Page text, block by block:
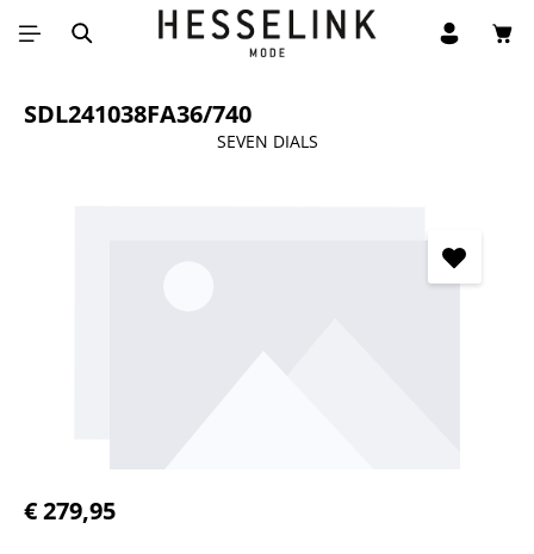
Ga naar de hoofdinhoud
SDL241038FA36/740
SEVEN DIALS
Normale prijs:
€ 279,95